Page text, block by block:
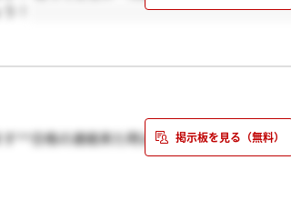
！
^^合格の連絡来た時は未定だったんですけど